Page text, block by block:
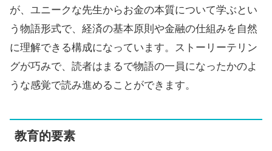
が、ユニークな先生からお金の本質について学ぶとい
う物語形式で、経済の基本原則や金融の仕組みを自然
に理解できる構成になっています。ストーリーテリン
グが巧みで、読者はまるで物語の一員になったかのよ
うな感覚で読み進めることができます。
教育的要素